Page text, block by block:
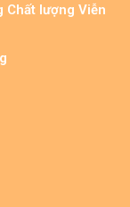
Chất lượng Viễn